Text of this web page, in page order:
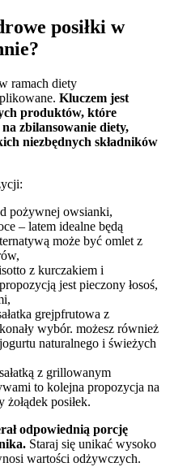
posiłki w
ramach diety
Kluczem jest
produktów, które
zbilansowanie diety,
niezbędnych składników
pożywnej owsianki,
– latem idealne będą
może być omlet z
z kurczakiem i
jest pieczony łosoś,
grejpfrutowa z
wybór. możesz również
naturalnego i świeżych
z grillowanym
to kolejna propozycja na
posiłek.
odpowiednią porcję
Staraj się unikać wysoko
wartości odżywczych.